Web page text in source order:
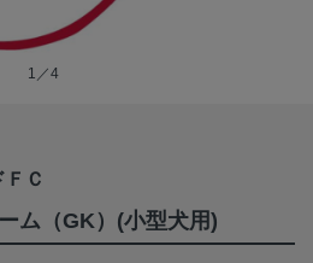
1／4
Ｃ
ム（GK）(小型犬用)